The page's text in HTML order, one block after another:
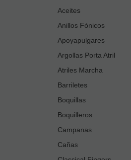
Aceites
Anillos Fónicos
Apoyapulgares
Argollas Porta Atril
Atriles Marcha
Barriletes
Boquillas
Boquilleros
Campanas
Cañas